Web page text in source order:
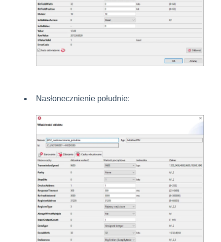
Nasłonecznienie południe: